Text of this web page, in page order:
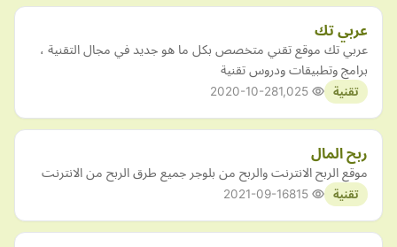
عربي تك
عربي تك موقع تقني متخصص بكل ما هو جديد في مجال التقنية ،
برامج وتطبيقات ودروس تقنية
تقنية 2020-10-28
ربح المال
موقع الربح الانترنت والربح من بلوجر جميع طرق الربح من الانترنت
تقنية 2021-09-16